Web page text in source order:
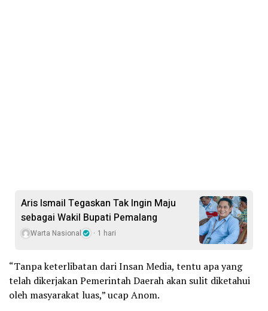
Aris Ismail Tegaskan Tak Ingin Maju
sebagai Wakil Bupati Pemalang
Warta Nasional 1 hari
“Tanpa keterlibatan dari Insan Media, tentu apa yang
telah dikerjakan Pemerintah Daerah akan sulit diketahui
oleh masyarakat luas,” ucap Anom.